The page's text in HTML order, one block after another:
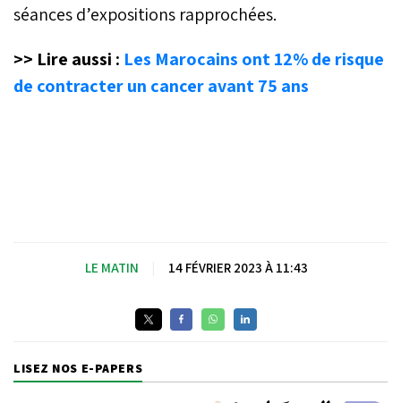
séances d’expositions rapprochées.
>> Lire aussi : Les Marocains ont 12% de risque
de contracter un cancer avant 75 ans
LE MATIN 14 FÉVRIER 2023 À 11:43
LISEZ NOS E-PAPERS